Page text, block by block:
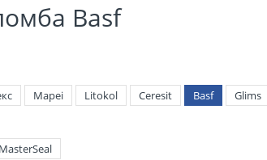
Basf
Mapei Litokol Ceresit Basf Glims
MasterSeal